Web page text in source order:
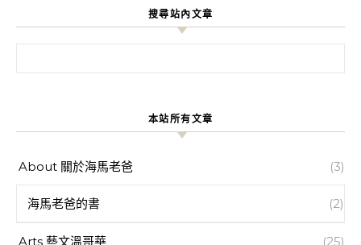
搜尋站內文章
本站所有文章
About 關於海馬老爸 (3)
海馬老爸的書 (2)
Arts 藝文溫哥華 (25)